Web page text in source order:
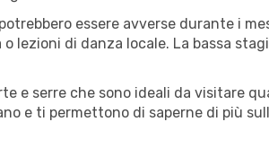
essere avverse durante i
lezioni di danza locale. La bassa
e serre che sono ideali da visitare
e ti permettono di saperne di più